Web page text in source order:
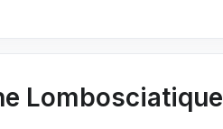
Lombosciatique